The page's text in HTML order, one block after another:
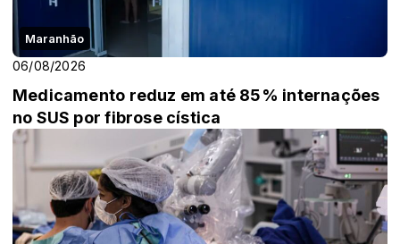
Maranhão
06/08/2026
Medicamento reduz em até 85% internações
no SUS por fibrose cística